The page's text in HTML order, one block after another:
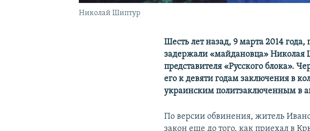
Николай Шиптур
Шесть лет назад, 9 марта 2014
задержали «майдановца» Николая
представителя «Русского блока».
его к девяти годам заключения в
украинским политзаключенным в
По версии обвинения, житель
закон еще до того, как приехал в